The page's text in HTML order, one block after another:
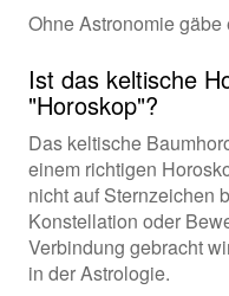
Ohne Astronomie
Ist das keltische
"Horoskop"?
Das keltische
einem richtigen
nicht auf Sternzeichen
Konstellation oder
Verbindung gebracht
in der Astrologie.